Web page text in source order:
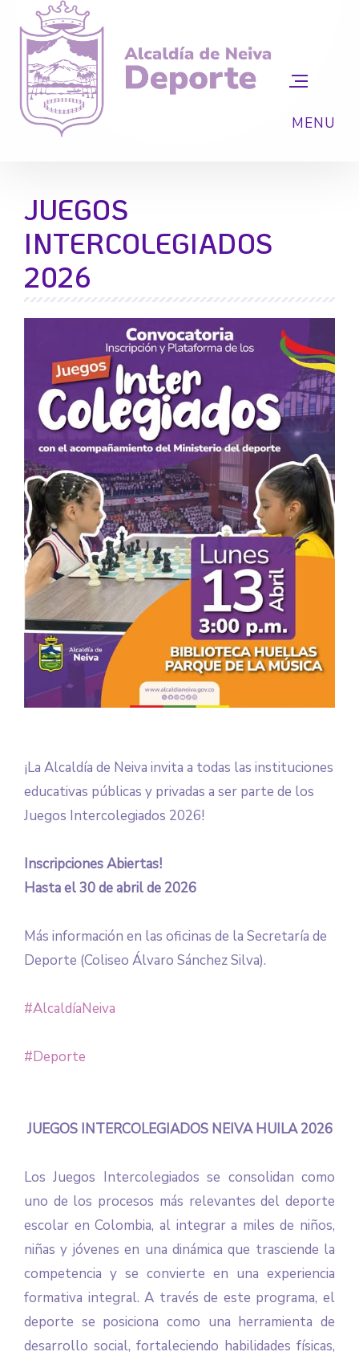
JUEGOS
INTERCOLEGIADOS
2026
¡La Alcaldía de Neiva invita a todas las instituciones
educativas públicas y privadas a ser parte de los
Juegos Intercolegiados 2026!
Inscripciones Abiertas!
Hasta el 30 de abril de 2026
Más información en las oficinas de la Secretaría de
Deporte (Coliseo Álvaro Sánchez Silva).
#AlcaldíaNeiva
#Deporte
JUEGOS INTERCOLEGIADOS NEIVA HUILA 2026
Los Juegos Intercolegiados se consolidan como
uno de los procesos más relevantes del deporte
escolar en Colombia, al integrar a miles de niños,
niñas y jóvenes en una dinámica que trasciende la
competencia y se convierte en una experiencia
formativa integral. A través de este programa, el
deporte se posiciona como una herramienta de
desarrollo social, fortaleciendo habilidades físicas,